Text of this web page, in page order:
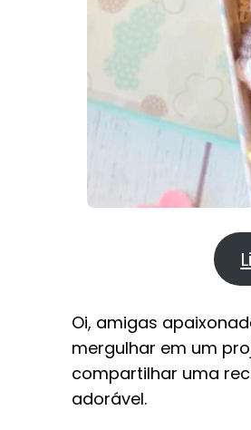
Oi, amigas
mergulhar em um
compartilhar uma
adorável.